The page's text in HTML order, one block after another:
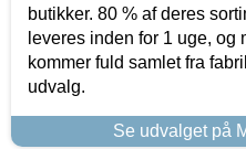
butikker. 80 % af deres
leveres inden for 1 uge, og
kommer fuld samlet fra
udvalg.
Se udvalget på